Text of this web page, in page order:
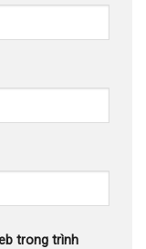
trong trình